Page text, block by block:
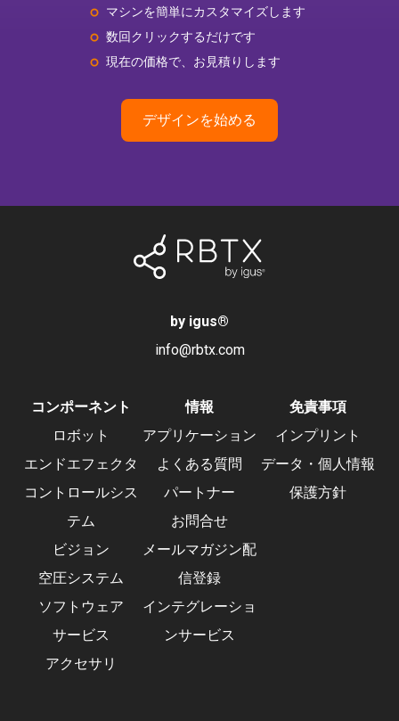
マシンを簡単にカスタマイズします
数回クリックするだけです
現在の価格で、お見積りします
デザインを始める
by igus®
info@rbtx.com
コンポーネント
ロボット
エンドエフェクタ
コントロールシス
テム
ビジョン
空圧システム
ソフトウェア
サービス
アクセサリ
情報
アプリケーション
よくある質問
パートナー
お問合せ
メールマガジン配
信登録
インテグレーショ
ンサービス
免責事項
インプリント
データ・個人情報
保護方針